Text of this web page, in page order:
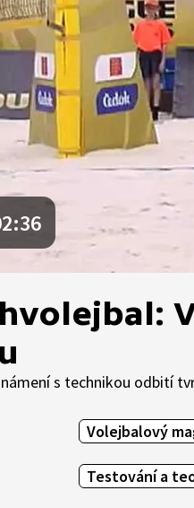
s technikou odbití
Volejbalový
Testování a